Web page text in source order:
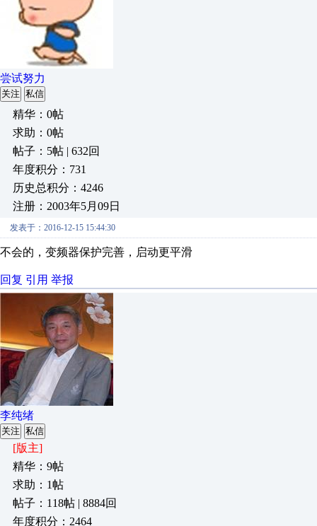
尝试努力
关注 私信
精华：0帖
求助：0帖
帖子：5帖 | 632回
年度积分：731
历史总积分：4246
注册：2003年5月09日
发表于：2016-12-15 15:44:30
不会的，变频器保护完善，启动更平滑
回复 引用 举报
李纯绪
关注 私信
[版主]
精华：9帖
求助：1帖
帖子：118帖 | 8884回
年度积分：2464